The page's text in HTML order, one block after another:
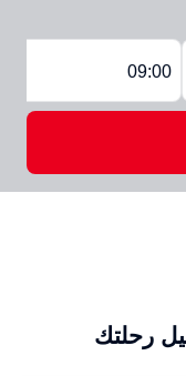
09:00
رحلتك